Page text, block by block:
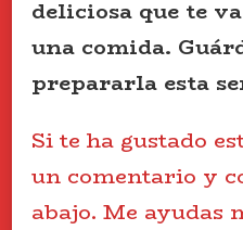
deliciosa que te
una comida.
prepararla esta
Si te ha gustado
un comentario y
abajo. Me ayudas